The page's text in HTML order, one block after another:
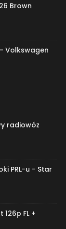
Brown
Volkswagen
radiowóz
PRL-u - Star
FL +